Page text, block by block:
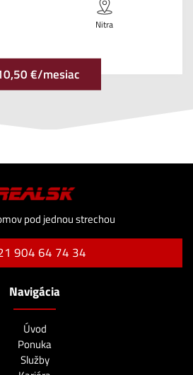
Nitra
€/mesiac
pod jednou strechou
904 64 74 34
Navigácia
Úvod
Ponuka
Služby